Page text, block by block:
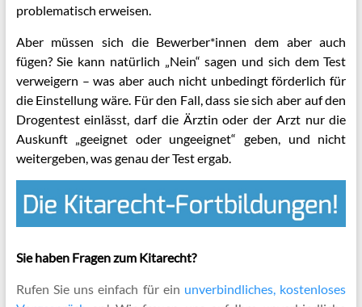
problematisch erweisen.
Aber müssen sich die Bewerber*innen dem aber auch
fügen? Sie kann natürlich „Nein“ sagen und sich dem Test
verweigern – was aber auch nicht unbedingt förderlich für
die Einstellung wäre. Für den Fall, dass sie sich aber auf den
Drogentest einlässt, darf die Ärztin oder der Arzt nur die
Auskunft „geeignet oder ungeeignet“ geben, und nicht
weitergeben, was genau der Test ergab.
Sie haben Fragen zum Kitarecht?
Rufen Sie uns einfach für ein unverbindliches, kostenloses